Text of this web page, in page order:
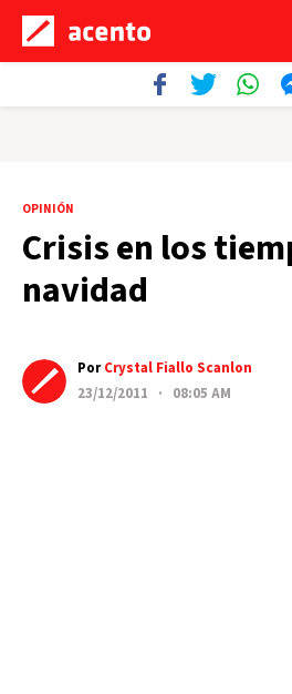
OPINIÓN
Crisis en los
navidad
PorCrystal Fiallo Scanlon
23/12/2011 · 08:05 AM